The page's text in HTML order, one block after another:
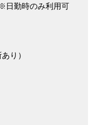
日勤時のみ利用可
り）